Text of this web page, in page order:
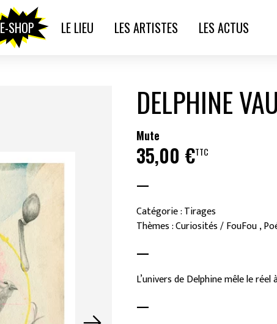
E-SHOP LE LIEU LES ARTISTES LES ACTUS
DELPHINE
Mute
35,00 €TTC
—
Catégorie : Tirages
Thèmes : Curiosités / FouFou ,
—
L’univers de Delphine mêle le
—